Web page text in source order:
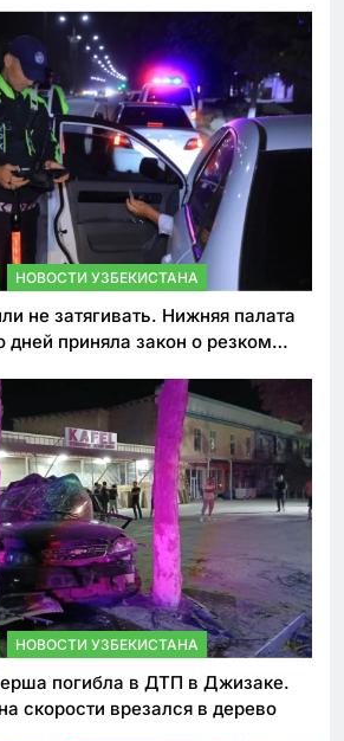
НОВОСТИ УЗБЕКИСТАНА
не затягивать. Нижняя палата
дней приняла закон о резком
НОВОСТИ УЗБЕКИСТАНА
погибла в ДТП в Джизаке.
скорости врезался в дерево